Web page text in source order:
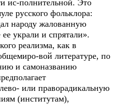
ис-полнительной. Это
русского фольклора:
народу жалованную
ее украли и спрятали».
реализма, как в
вой литературе, по
и самоназванию
или праворадикальную
(институтам),